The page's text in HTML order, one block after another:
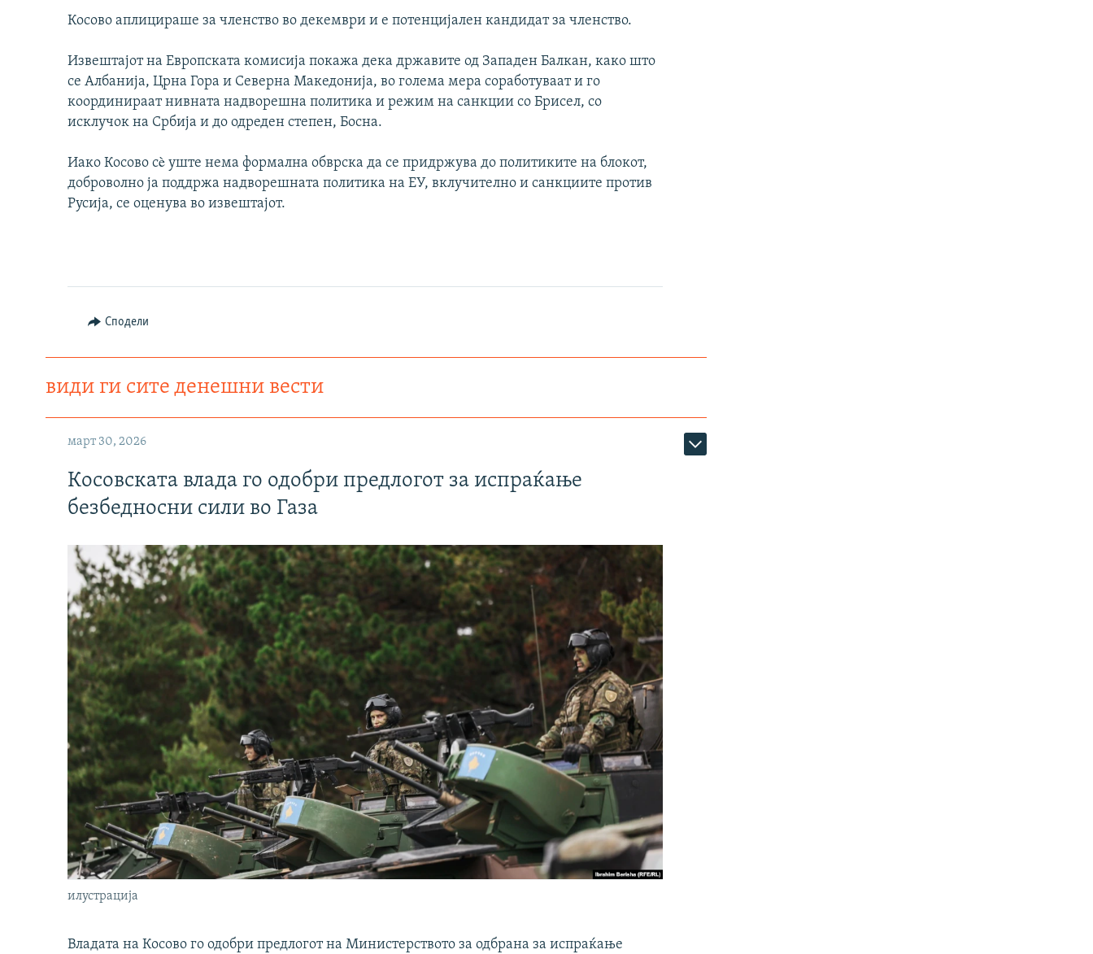
Косово аплицираше за членство во декември и е потенцијален кандидат за членство.
Извештајот на Европската комисија покажа дека државите од Западен Балкан, како што
се Албанија, Црна Гора и Северна Македонија, во голема мера соработуваат и го
координираат нивната надворешна политика и режим на санкции со Брисел, со
исклучок на Србија и до одреден степен, Босна.
Иако Косово сè уште нема формална обврска да се придржува до политиките на блокот,
доброволно ја поддржа надворешната политика на ЕУ, вклучително и санкциите против
Русија, се оценува во извештајот.
Сподели
види ги сите денешни вести
март 30, 2026
Косовската влада го одобри предлогот за испраќање
безбедносни сили во Газа
илустрација
Владата на Косово го одобри предлогот на Министерството за одбрана за испраќање